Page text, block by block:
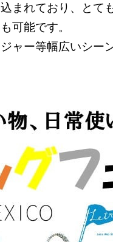
まれており、とて
可能です。
ャー等幅広いシ